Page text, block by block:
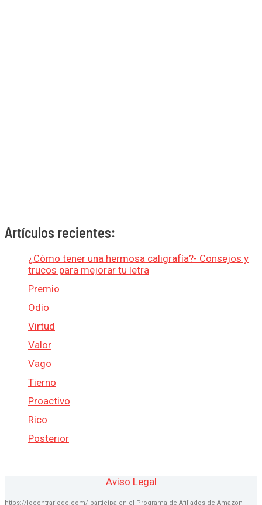
Artículos recientes:
¿Cómo tener una hermosa caligrafía?- Consejos y
trucos para mejorar tu letra
Premio
Odio
Virtud
Valor
Vago
Tierno
Proactivo
Rico
Posterior
Aviso Legal
https://locontrariode.com/ participa en el Programa de Afiliados de Amazon